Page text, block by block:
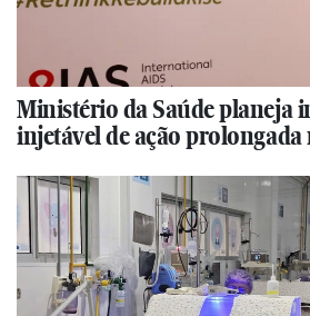
Ministério da Saúde planeja
injetável de ação prolongada